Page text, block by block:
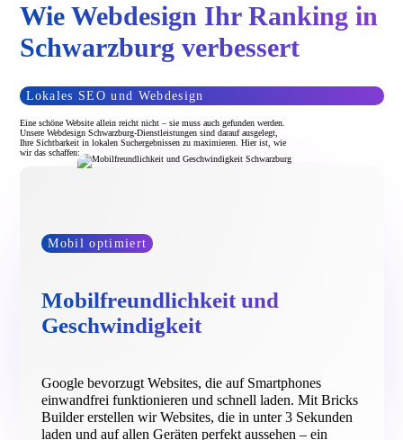
Wie Webdesign Ihr Ranking in
Schwarzburg verbessert
Lokales SEO und Webdesign
Eine schöne Website allein reicht nicht – sie muss auch gefunden werden.
Unsere Webdesign Schwarzburg-Dienstleistungen sind darauf ausgelegt,
Ihre Sichtbarkeit in lokalen Suchergebnissen zu maximieren. Hier ist, wie
wir das schaffen:
Mobilfreundlichkeit und
Geschwindigkeit
Mobil optimiert
Google bevorzugt Websites, die auf Smartphones
einwandfrei funktionieren und schnell laden. Mit Bricks
Builder erstellen wir Websites, die in unter 3 Sekunden
laden und auf allen Geräten perfekt aussehen – ein